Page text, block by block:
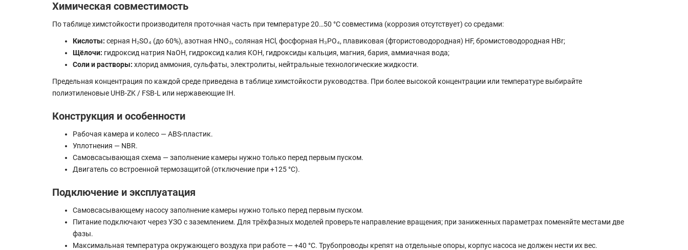
Химическая совместимость
По таблице химстойкости производителя проточная часть при температуре 20…50 °C совместима (коррозия отсутствует) со средами:
Кислоты: серная H₂SO₄ (до 60%), азотная HNO₃, соляная HCl, фосфорная H₃PO₄, плавиковая (фтористоводородная) HF, бромистоводородная HBr;
Щёлочи: гидроксид натрия NaOH, гидроксид калия KOH, гидроксиды кальция, магния, бария, аммиачная вода;
Соли и растворы: хлорид аммония, сульфаты, электролиты, нейтральные технологические жидкости.
Предельная концентрация по каждой среде приведена в таблице химстойкости руководства. При более высокой концентрации или температуре выбирайте
полиэтиленовые UHB-ZK / FSB-L или нержавеющие IH.
Конструкция и особенности
Рабочая камера и колесо — ABS-пластик.
Уплотнения — NBR.
Самовсасывающая схема — заполнение камеры нужно только перед первым пуском.
Двигатель со встроенной термозащитой (отключение при +125 °C).
Подключение и эксплуатация
Самовсасывающему насосу заполнение камеры нужно только перед первым пуском.
Питание подключают через УЗО с заземлением. Для трёхфазных моделей проверьте направление вращения; при заниженных параметрах поменяйте местами две
фазы.
Максимальная температура окружающего воздуха при работе — +40 °C. Трубопроводы крепят на отдельные опоры, корпус насоса не должен нести их вес.